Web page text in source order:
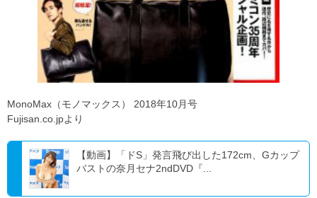
MonoMax（モノマックス） 2018年10月号
Fujisan.co.jpより
【動画】「ドS」発言飛び出した172cm、Gカップ
バストの奈月セナ2ndDVD『...